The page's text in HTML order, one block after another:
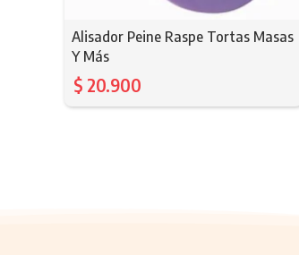
Alisador Peine Raspe Tortas Masas
Y Más
$ 20.900